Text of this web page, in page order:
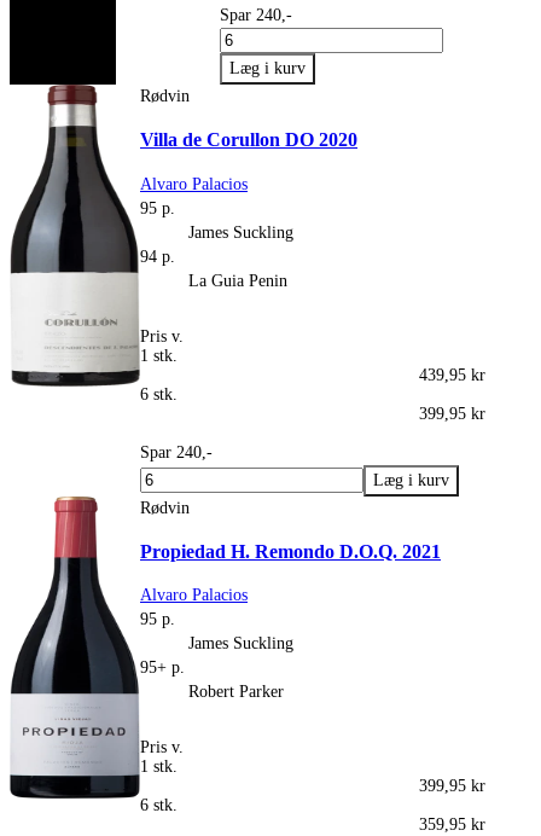
Spar 240,-
Rødvin
Villa de Corullon DO 2020
Alvaro Palacios
95 p.
James Suckling
94 p.
La Guia Penin
Pris v.
1 stk.
439,95 kr
6 stk.
399,95 kr
Spar 240,-
Rødvin
Propiedad H. Remondo D.O.Q. 2021
Alvaro Palacios
95 p.
James Suckling
95+ p.
Robert Parker
Pris v.
1 stk.
399,95 kr
6 stk.
359,95 kr